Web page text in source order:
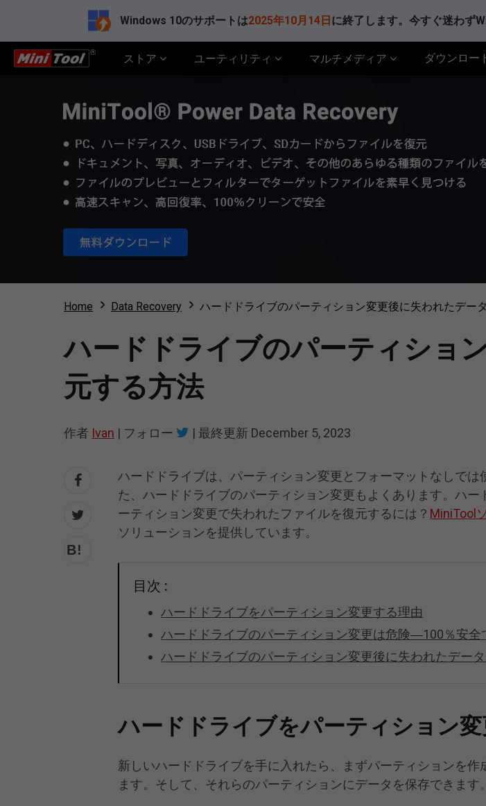
Windows 10のサポートは2025年10月14日 に終了します。今すぐ迷わず
ストア ユーティリティ マルチメディア ダウンロー
Home Data Recovery ハードドライブのパーティション変更後に失われたデー
ハードドライブのパーティショ
元する方法
作者 Ivan | フォロー | 最終更新 December 5, 2023
ハードドライブは、パーティション変更とフォーマットなしでは
た、ハードドライブのパーティション変更もよくあります。ハー
ーティション変更で失われたファイルを復元するには？ MiniTool
ソリューションを提供しています。
目次 :
ハードドライブをパーティション変更する理由
ハードドライブのパーティション変更は危険―100％安全
ハードドライブのパーティション変更後に失われたデー
ハードドライブをパーティション
新しいハードドライブを手に入れたら、まずパーティションを作
ます。そして、それらのパーティションにデータを保存できます。